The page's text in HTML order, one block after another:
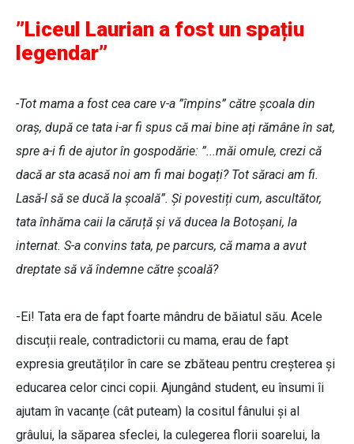
”Liceul Laurian a fost un spațiu
legendar”
-Tot mama a fost cea care v-a ”împins” către școala din
oraș, după ce tata i-ar fi spus că mai bine ați rămâne în sat,
spre a-i fi de ajutor în gospodărie: ”...măi omule, crezi că
dacă ar sta acasă noi am fi mai bogați? Tot săraci am fi.
Lasă-l să se ducă la școală”. Și povestiți cum, ascultător,
tata înhăma caii la căruță și vă ducea la Botoșani, la
internat. S-a convins tata, pe parcurs, că mama a avut
dreptate să vă îndemne către școală?
-Ei! Tata era de fapt foarte mândru de băiatul său. Acele
discuții reale, contradictorii cu mama, erau de fapt
expresia greutăților în care se zbăteau pentru creșterea și
educarea celor cinci copii. Ajungând student, eu însumi îi
ajutam în vacanțe (cât puteam) la cositul fânului și al
grâului, la săparea sfeclei, la culegerea florii soarelui, la